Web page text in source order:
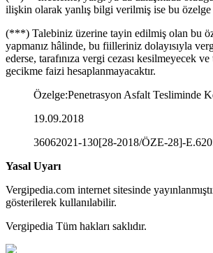
ilişkin olarak yanlış bilgi verilmiş ise bu özelge
(***) Talebiniz üzerine tayin edilmiş olan bu
yapmanız hâlinde, bu fiilleriniz dolayısıyla
ederse, tarafınıza vergi cezası kesilmeyecek
gecikme faizi hesaplanmayacaktır.
Özelge:Penetrasyon Asfalt Tesliminde
19.09.2018
36062021-130[28-2018/ÖZE-28]-
Yasal Uyarı
Vergipedia.com internet sitesinde
gösterilerek kullanılabilir.
Vergipedia Tüm hakları saklıdır.